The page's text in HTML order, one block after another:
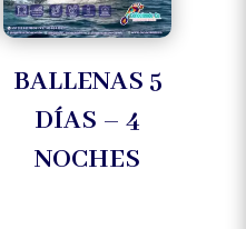
BALLENAS 5
DÍAS – 4
NOCHES